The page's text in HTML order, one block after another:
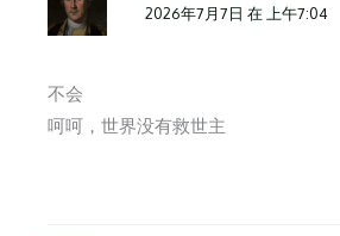
2026年7月7日 在 上午7:04
不会
呵呵，世界没有救世主